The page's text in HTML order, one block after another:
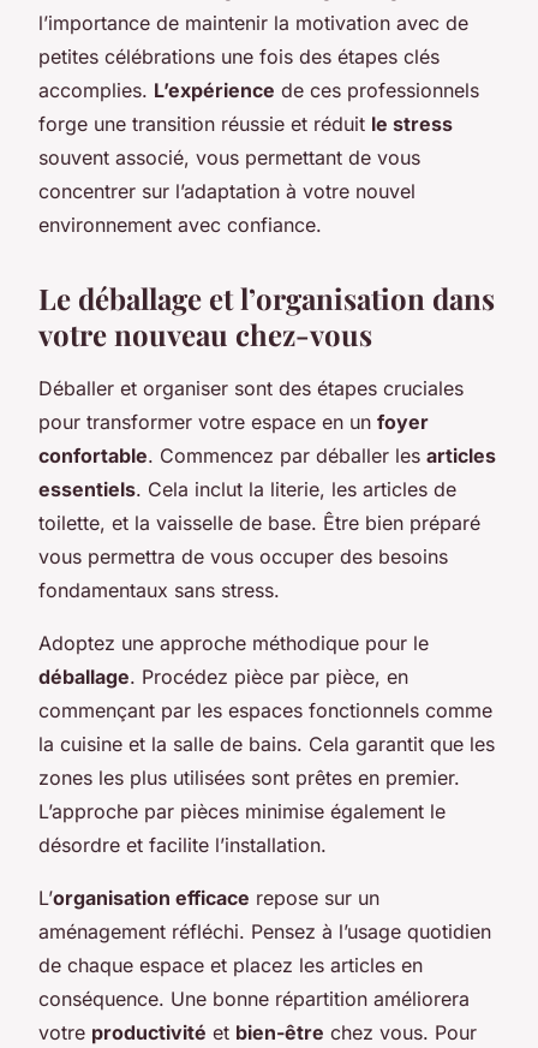
l’importance de maintenir la motivation avec de
petites célébrations une fois des étapes clés
accomplies. L’expérience de ces professionnels
forge une transition réussie et réduit le stress
souvent associé, vous permettant de vous
concentrer sur l’adaptation à votre nouvel
environnement avec confiance.
Le déballage et l’organisation dans
votre nouveau chez-vous
Déballer et organiser sont des étapes cruciales
pour transformer votre espace en un foyer
confortable. Commencez par déballer les articles
essentiels. Cela inclut la literie, les articles de
toilette, et la vaisselle de base. Être bien préparé
vous permettra de vous occuper des besoins
fondamentaux sans stress.
Adoptez une approche méthodique pour le
déballage. Procédez pièce par pièce, en
commençant par les espaces fonctionnels comme
la cuisine et la salle de bains. Cela garantit que les
zones les plus utilisées sont prêtes en premier.
L’approche par pièces minimise également le
désordre et facilite l’installation.
L’organisation efficace repose sur un
aménagement réfléchi. Pensez à l’usage quotidien
de chaque espace et placez les articles en
conséquence. Une bonne répartition améliorera
votre productivité et bien-être chez vous. Pour